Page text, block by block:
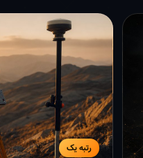
رتبه یک